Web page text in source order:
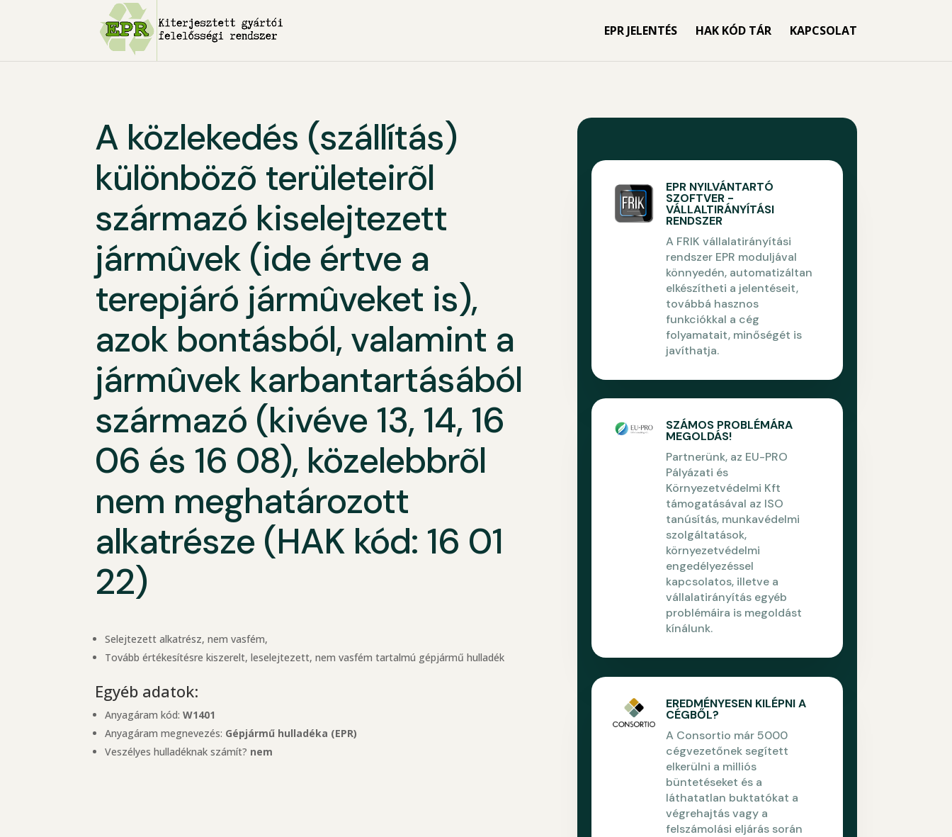
EPR JELENTÉS HAK KÓD TÁR KAPCSOLAT
A közlekedés (szállítás)
különbözõ területeirõl
származó kiselejtezett
jármûvek (ide értve a
terepjáró jármûveket is),
azok bontásból, valamint a
jármûvek karbantartásából
származó (kivéve 13, 14, 16
06 és 16 08), közelebbrõl
nem meghatározott
alkatrésze (HAK kód: 16 01
22)
Selejtezett alkatrész, nem vasfém,
Tovább értékesítésre kiszerelt, leselejtezett, nem vasfém tartalmú gépjármű hulladék
Egyéb adatok:
Anyagáram kód:W1401
Anyagáram megnevezés: Gépjármű hulladéka (EPR)
Veszélyes hulladéknak számít? nem
EPR NYILVÁNTARTÓ
SZOFTVER -
VÁLLALTIRÁNYÍTÁSI
RENDSZER
A FRIK vállalatirányítási
rendszer EPR moduljával
könnyedén, automatizáltan
elkészítheti a jelentéseit,
továbbá hasznos
funkciókkal a cég
folyamatait, minőségét is
javíthatja.
SZÁMOS PROBLÉMÁRA
MEGOLDÁS!
Partnerünk, az EU-PRO
Pályázati és
Környezetvédelmi Kft
támogatásával az ISO
tanúsítás, munkavédelmi
szolgáltatások,
környezetvédelmi
engedélyezéssel
kapcsolatos, illetve a
vállalatirányítás egyéb
problémáira is megoldást
kínálunk.
EREDMÉNYESEN KILÉPNI A
CÉGBŐL?
A Consortio már 5000
cégvezetőnek segített
elkerülni a milliós
büntetéseket és a
láthatatlan buktatókat a
végrehajtás vagy a
felszámolási eljárás során